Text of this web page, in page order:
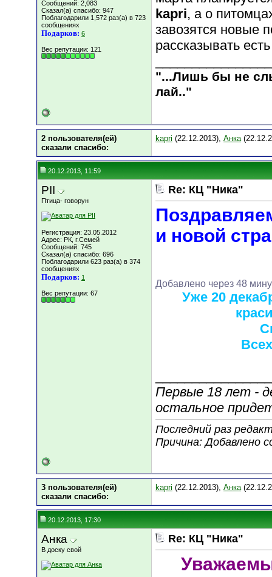
Сообщений: 2,083
Сказал(а) спасибо: 947
Поблагодарили 1,572 раз(а) в 723
сообщениях
Подарков: 6
Вес репутации: 121
kapri, а о
завозятся новые
рассказывать
"...Лишь бы не
лай.."
2 пользователя(ей)
сказали cпасибо:
kapri (22.12.2013), Анка
20.12.2013, 11:59
PII
Птица- говорун
Регистрация: 23.05.2012
Адрес: РК, г.Семей
Сообщений: 745
Сказал(а) спасибо: 696
Поблагодарили 623 раз(а) в 374
сообщениях
Подарков: 1
Вес репутации: 67
Re: КЦ "Ника"
и новой
Добавлено через 48
Уже 20
Первые 18 лет -
остальное
Последний раз
Причина: Добавлено
3 пользователя(ей)
сказали cпасибо:
kapri (22.12.2013), Анка
20.12.2013, 17:30
Анка
В доску свой
Re: КЦ "Ника"